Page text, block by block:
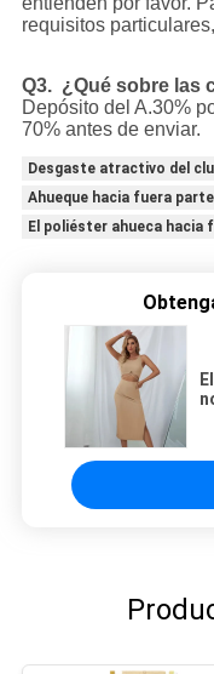
requisitos
Q3. ¿Qué sobre las
Depósito del A.30%
70% antes de enviar.
Desgaste atractivo del
Ahueque hacia fuera
El poliéster ahueca hacia